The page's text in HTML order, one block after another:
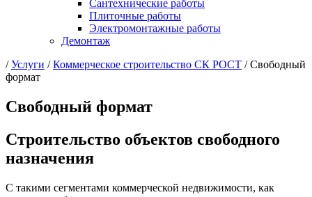
Сантехнические работы
Плиточные работы
Электромонтажные работы
Демонтаж
/Услуги /Коммерческое строительство СК РОСТ /Свободный
формат
Свободный формат
Строительство объектов свободного
назначения
С такими сегментами коммерческой недвижимости, как